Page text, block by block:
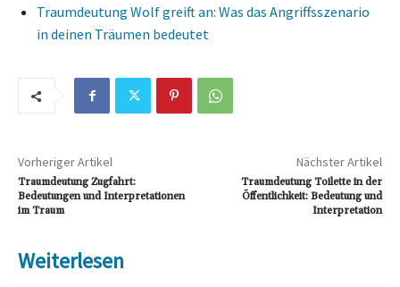
Traumdeutung Wolf greift an: Was das Angriffsszenario
in deinen Träumen bedeutet
Vorheriger Artikel
Traumdeutung Zugfahrt:
Bedeutungen und Interpretationen
im Traum
Nächster Artikel
Traumdeutung Toilette in der
Öffentlichkeit: Bedeutung und
Interpretation
Weiterlesen